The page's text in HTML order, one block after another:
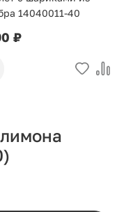
14040011-40
₽